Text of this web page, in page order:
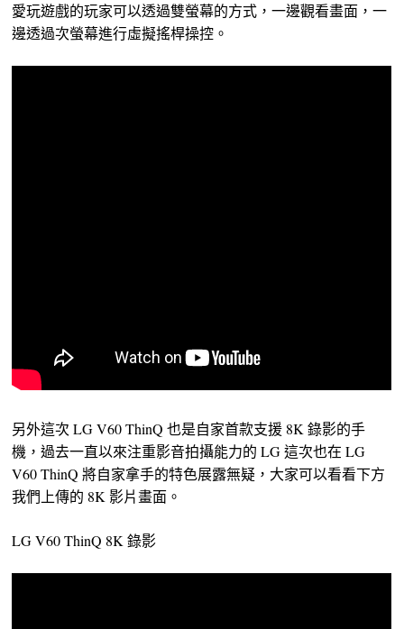
愛玩遊戲的玩家可以透過雙螢幕的方式，一邊觀看畫面，一
邊透過次螢幕進行虛擬搖桿操控。
另外這次 LG V60 ThinQ 也是自家首款支援 8K 錄影的手
機，過去一直以來注重影音拍攝能力的 LG 這次也在 LG
V60 ThinQ 將自家拿手的特色展露無疑，大家可以看看下方
我們上傳的 8K 影片畫面。
LG V60 ThinQ 8K 錄影